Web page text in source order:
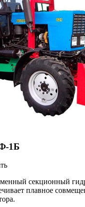
1Б
секционный
плавное